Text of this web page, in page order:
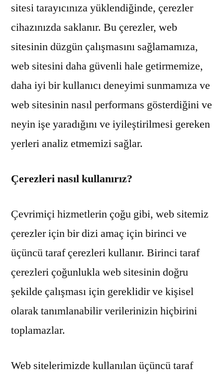
sitesi tarayıcınıza yüklendiğinde, çerezler
cihazınızda saklanır. Bu çerezler, web
sitesinin düzgün çalışmasını sağlamamıza,
web sitesini daha güvenli hale getirmemize,
daha iyi bir kullanıcı deneyimi sunmamıza ve
web sitesinin nasıl performans gösterdiğini ve
neyin işe yaradığını ve iyileştirilmesi gereken
yerleri analiz etmemizi sağlar.
Çerezleri nasıl kullanırız?
Çevrimiçi hizmetlerin çoğu gibi, web sitemiz
çerezler için bir dizi amaç için birinci ve
üçüncü taraf çerezleri kullanır. Birinci taraf
çerezleri çoğunlukla web sitesinin doğru
şekilde çalışması için gereklidir ve kişisel
olarak tanımlanabilir verilerinizin hiçbirini
toplamazlar.
Web sitelerimizde kullanılan üçüncü taraf